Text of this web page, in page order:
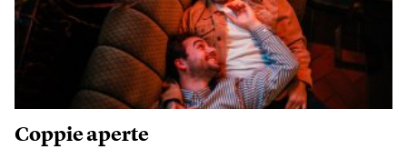
Coppie aperte